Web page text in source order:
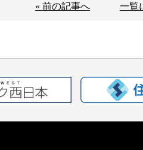
« 前の記事へ 一覧